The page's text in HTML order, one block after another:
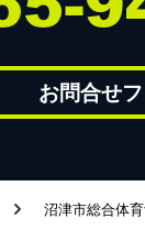
お問合せ
沼津市総合体育